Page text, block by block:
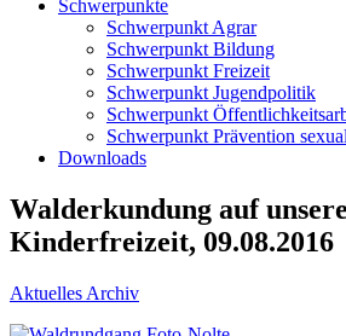
Schwerpunkte
Schwerpunkt Agrar
Schwerpunkt Bildung
Schwerpunkt Freizeit
Schwerpunkt Jugendpolitik
Schwerpunkt
Schwerpunkt Prävention
Downloads
Walderkundung auf
Kinderfreizeit, 09.08.2016
Aktuelles Archiv